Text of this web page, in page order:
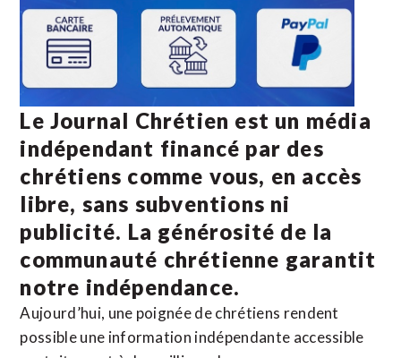
Le Journal Chrétien est un média
indépendant financé par des
chrétiens comme vous, en accès
libre, sans subventions ni
publicité. La générosité de la
communauté chrétienne garantit
notre indépendance.
Aujourd’hui, une poignée de chrétiens rendent
possible une information indépendante accessible